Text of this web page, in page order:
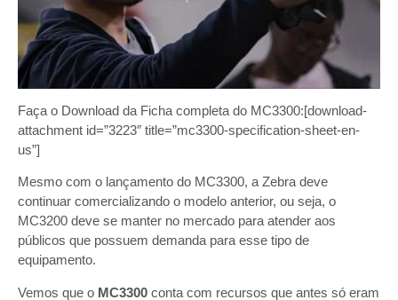
Faça o Download da Ficha completa do MC3300:[download-
attachment id=”3223″ title=”mc3300-specification-sheet-en-
us”]
Mesmo com o lançamento do MC3300, a Zebra deve
continuar comercializando o modelo anterior, ou seja, o
MC3200 deve se manter no mercado para atender aos
públicos que possuem demanda para esse tipo de
equipamento.
Vemos que o MC3300 conta com recursos que antes só eram